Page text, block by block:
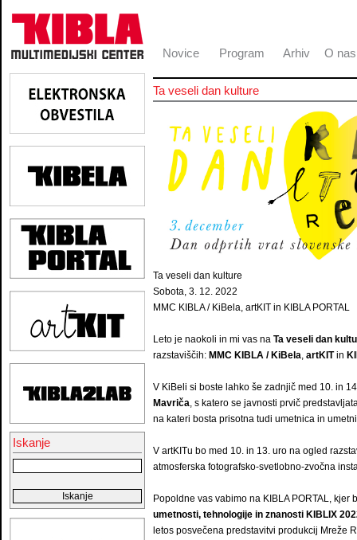
Novice Program Arhiv O nas
Iskanje
Ta veseli dan kulture
Ta veseli dan kulture
Sobota, 3. 12. 2022
MMC KIBLA / KiBela, artKIT in KIBLA PORTAL
Leto je naokoli in mi vas na Ta veseli dan
razstaviščih: MMC KIBLA / KiBela, artKITin
V KiBeli si boste lahko še zadnjič med 10. in
Mavriča, s katero se javnosti prvič
na kateri bosta prisotna tudi umetnica in
V artKITu bo med 10. in 13. uro na ogled
atmosferska fotografsko-svetlobno-zvočna
Popoldne vas vabimo na KIBLA PORTAL, kjer
umetnosti, tehnologije in znanosti KIBLIX
letos posvečena predstavitvi produkcij Mreže